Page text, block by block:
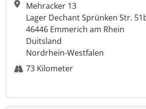
Mehracker 13
Lager Dechant Sprünken Str.
46446 Emmerich am Rhein
Duitsland
Nordrhein-Westfalen
73 Kilometer